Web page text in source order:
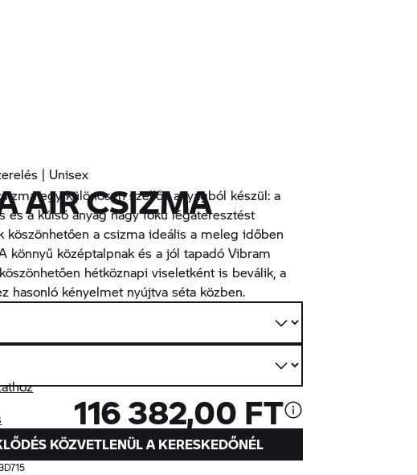
| Unisex
AIR CSIZMA
egy különösen szellős anyagból készül: a
és a külső anyag nagy fokú légáteresztést
köszönhetően a csizma ideális a meleg időben
könnyű középtalpnak és a jól tapadó Vibram
hétköznapi viseletként is beválik, a
hasonló kényelmet nyújtva séta közben.
116 382,00 FT
KÖZVETLENÜL A KERESKEDŐNÉL